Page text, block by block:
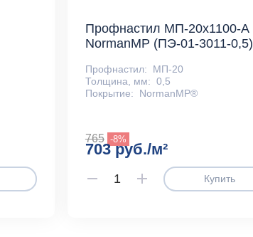
Профнастил МП-20x1100-A
NormanMP (ПЭ-01-3011-0,5)
Профнастил:
МП-20
Толщина, мм: 0,5
Покрытие:
NormanMP®
765 -8%
703 руб./м²
Купить